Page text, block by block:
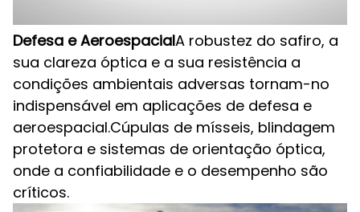
Defesa e AeroespacialA robustez do safiro, a
sua clareza óptica e a sua resistência a
condições ambientais adversas tornam-no
indispensável em aplicações de defesa e
aeroespacial.Cúpulas de mísseis, blindagem
protetora e sistemas de orientação óptica,
onde a confiabilidade e o desempenho são
críticos.